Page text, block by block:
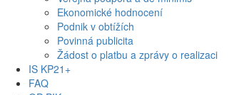
Ekonomické hodnocení
Podnik v obtížích
Povinná publicita
Žádost o platbu a zprávy o realizaci
IS KP21+
FAQ